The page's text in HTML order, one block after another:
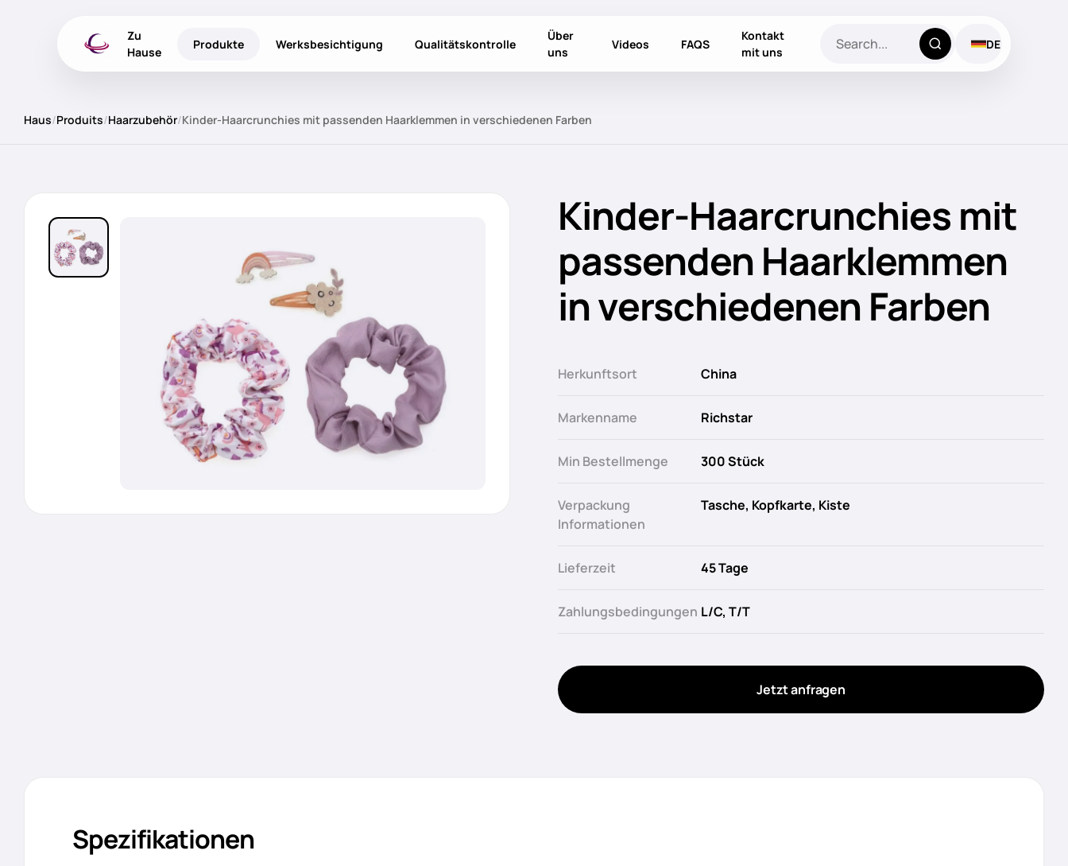
Zu
Hause
Produkte Werksbesichtigung Qualitätskontrolle
Über
uns
Videos FAQS
Kontakt
mit uns
DE
Haus/Produits/Haarzubehör/Kinder-Haarcrunchies mit passenden Haarklemmen in verschiedenen Farben
Kinder-Haarcrunchies mit
passenden Haarklemmen
in verschiedenen Farben
Herkunftsort China
Markenname Richstar
Min Bestellmenge 300 Stück
Verpackung
Informationen
Tasche, Kopfkarte, Kiste
Lieferzeit 45 Tage
Zahlungsbedingungen L/C, T/T
Jetzt anfragen
Spezifikationen